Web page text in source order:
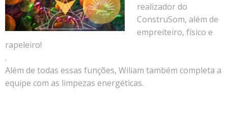
realizador do
ConstruSom, além de
empreiteiro, físico e
rapeleiro!
.
Além de todas essas funções, Wiliam também completa a
equipe com as limpezas energéticas.